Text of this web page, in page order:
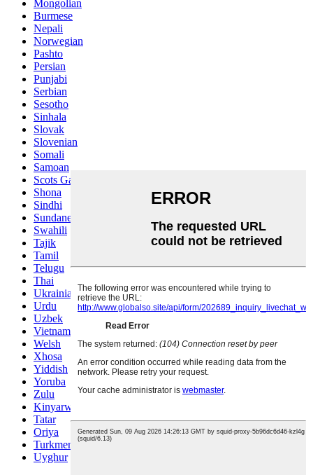
Mongolian
Burmese
Nepali
Norwegian
Pashto
Persian
Punjabi
Serbian
Sesotho
Sinhala
Slovak
Slovenian
Somali
Samoan
Scots Gaelic
Shona
Sindhi
Sundanese
Swahili
Tajik
Tamil
Telugu
Thai
Ukrainian
Urdu
Uzbek
Vietnamese
Welsh
Xhosa
Yiddish
Yoruba
Zulu
Kinyarwanda
Tatar
Oriya
Turkmen
Uyghur